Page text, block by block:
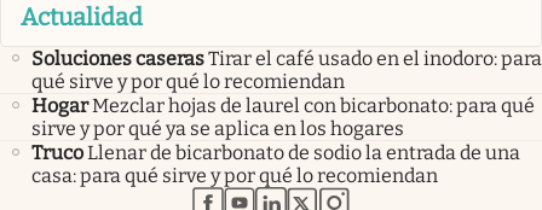
Actualidad
Soluciones caserasTirar el café usado en el inodoro: para
qué sirve y por qué lo recomiendan
HogarMezclar hojas de laurel con bicarbonato: para qué
sirve y por qué ya se aplica en los hogares
TrucoLlenar de bicarbonato de sodio la entrada de una
casa: para qué sirve y por qué lo recomiendan
abre en nueva pestaña
abre en nueva pestaña
abre en nueva pestaña
abre en nueva pestaña
abre en nueva pestaña